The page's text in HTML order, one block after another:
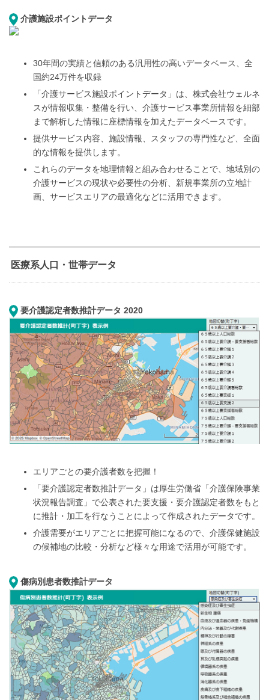
介護施設ポイントデータ
30年間の実績と信頼のある汎用性の高いデータベース、全
国約24万件を収録
「介護サービス施設ポイントデータ」は、株式会社ウェルネ
スが情報収集・整備を行い、介護サービス事業所 情報を細部
まで解析した情報に座標情報を加えたデータベースです。
提供サービス内容、施設情報、 スタッフの専門性など、全面
的な情報を提供します。
これらのデータを地理情報と組み合わせることで、 地域別の
介護サービスの現状や必要性の分析、新規事業所の立地計
画、サービスエリアの最適化など に活用できます。
医療系人口・世帯データ
要介護認定者数推計データ 2020
エリアごとの要介護者数を把握！
「要介護認定者数推計データ」は厚生労働省「介護保険事業
状況報告調査」で公表された要支援・要介護認定者数をもと
に推計・加工を行なうことによって作成されたデータです。
介護需要がエリアごとに把握可能になるので、介護保健施設
の候補地の比較・分析など様々な用途で活用が可能です。
傷病別患者数推計データ